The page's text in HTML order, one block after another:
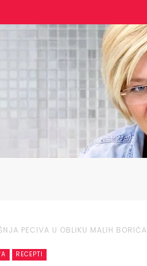
PECIVA U OBLIKU MALIH BORIĆA
RECEPTI